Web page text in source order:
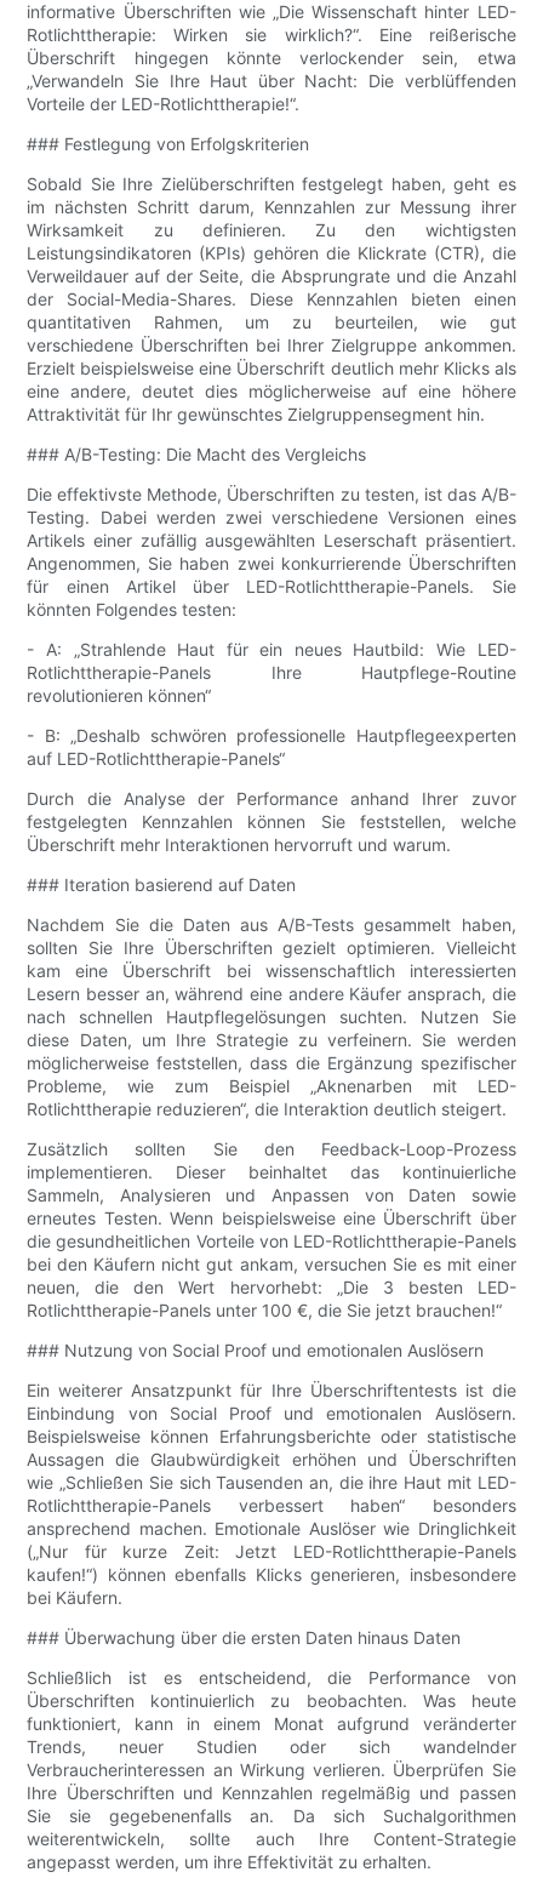
informative Überschriften wie „Die Wissenschaft hinter LED-
Rotlichttherapie: Wirken sie wirklich?“. Eine reißerische
Überschrift hingegen könnte verlockender sein, etwa
„Verwandeln Sie Ihre Haut über Nacht: Die verblüffenden
Vorteile der LED-Rotlichttherapie!“.
### Festlegung von Erfolgskriterien
Sobald Sie Ihre Zielüberschriften festgelegt haben, geht es
im nächsten Schritt darum, Kennzahlen zur Messung ihrer
Wirksamkeit zu definieren. Zu den wichtigsten
Leistungsindikatoren (KPIs) gehören die Klickrate (CTR), die
Verweildauer auf der Seite, die Absprungrate und die Anzahl
der Social-Media-Shares. Diese Kennzahlen bieten einen
quantitativen Rahmen, um zu beurteilen, wie gut
verschiedene Überschriften bei Ihrer Zielgruppe ankommen.
Erzielt beispielsweise eine Überschrift deutlich mehr Klicks als
eine andere, deutet dies möglicherweise auf eine höhere
Attraktivität für Ihr gewünschtes Zielgruppensegment hin.
### A/B-Testing: Die Macht des Vergleichs
Die effektivste Methode, Überschriften zu testen, ist das A/B-
Testing. Dabei werden zwei verschiedene Versionen eines
Artikels einer zufällig ausgewählten Leserschaft präsentiert.
Angenommen, Sie haben zwei konkurrierende Überschriften
für einen Artikel über LED-Rotlichttherapie-Panels. Sie
könnten Folgendes testen:
- A: „Strahlende Haut für ein neues Hautbild: Wie LED-
Rotlichttherapie-Panels Ihre Hautpflege-Routine
revolutionieren können“
- B: „Deshalb schwören professionelle Hautpflegeexperten
auf LED-Rotlichttherapie-Panels“
Durch die Analyse der Performance anhand Ihrer zuvor
festgelegten Kennzahlen können Sie feststellen, welche
Überschrift mehr Interaktionen hervorruft und warum.
### Iteration basierend auf Daten
Nachdem Sie die Daten aus A/B-Tests gesammelt haben,
sollten Sie Ihre Überschriften gezielt optimieren. Vielleicht
kam eine Überschrift bei wissenschaftlich interessierten
Lesern besser an, während eine andere Käufer ansprach, die
nach schnellen Hautpflegelösungen suchten. Nutzen Sie
diese Daten, um Ihre Strategie zu verfeinern. Sie werden
möglicherweise feststellen, dass die Ergänzung spezifischer
Probleme, wie zum Beispiel „Aknenarben mit LED-
Rotlichttherapie reduzieren“, die Interaktion deutlich steigert.
Zusätzlich sollten Sie den Feedback-Loop-Prozess
implementieren. Dieser beinhaltet das kontinuierliche
Sammeln, Analysieren und Anpassen von Daten sowie
erneutes Testen. Wenn beispielsweise eine Überschrift über
die gesundheitlichen Vorteile von LED-Rotlichttherapie-Panels
bei den Käufern nicht gut ankam, versuchen Sie es mit einer
neuen, die den Wert hervorhebt: „Die 3 besten LED-
Rotlichttherapie-Panels unter 100 €, die Sie jetzt brauchen!“
### Nutzung von Social Proof und emotionalen Auslösern
Ein weiterer Ansatzpunkt für Ihre Überschriftentests ist die
Einbindung von Social Proof und emotionalen Auslösern.
Beispielsweise können Erfahrungsberichte oder statistische
Aussagen die Glaubwürdigkeit erhöhen und Überschriften
wie „Schließen Sie sich Tausenden an, die ihre Haut mit LED-
Rotlichttherapie-Panels verbessert haben“ besonders
ansprechend machen. Emotionale Auslöser wie Dringlichkeit
(„Nur für kurze Zeit: Jetzt LED-Rotlichttherapie-Panels
kaufen!“) können ebenfalls Klicks generieren, insbesondere
bei Käufern.
### Überwachung über die ersten Daten hinaus Daten
Schließlich ist es entscheidend, die Performance von
Überschriften kontinuierlich zu beobachten. Was heute
funktioniert, kann in einem Monat aufgrund veränderter
Trends, neuer Studien oder sich wandelnder
Verbraucherinteressen an Wirkung verlieren. Überprüfen Sie
Ihre Überschriften und Kennzahlen regelmäßig und passen
Sie sie gegebenenfalls an. Da sich Suchalgorithmen
weiterentwickeln, sollte auch Ihre Content-Strategie
angepasst werden, um ihre Effektivität zu erhalten.